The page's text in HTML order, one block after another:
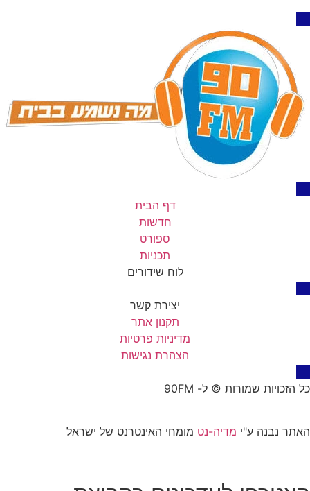
דף הבית
חדשות
ספורט
תכניות
לוח שידורים
יצירת קשר
תקנון אתר
מדיניות פרטיות
הצהרת נגישות
כל הזכויות שמורות © ל- 90FM
האתר נבנה ע"י מדיה-נט מומחי האינטרנט של ישראל